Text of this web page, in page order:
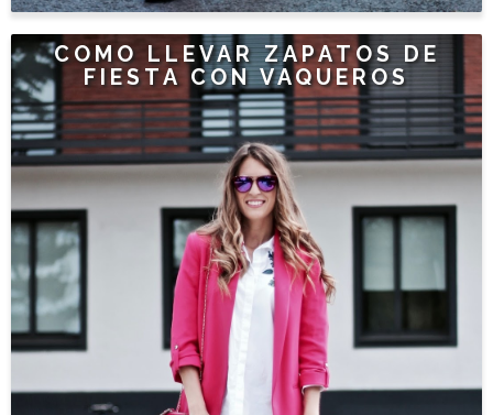
COMO LLEVAR ZAPATOS DE
FIESTA CON VAQUEROS